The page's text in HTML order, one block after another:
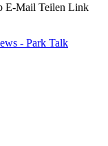
E-Mail Teilen Link
- Park Talk